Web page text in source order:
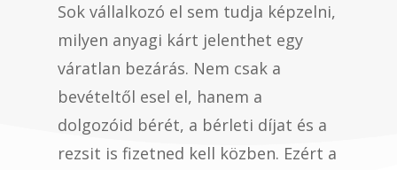
Sok vállalkozó el sem tudja képzelni,
milyen anyagi kárt jelenthet egy
váratlan bezárás. Nem csak a
bevételtől esel el, hanem a
dolgozóid bérét, a bérleti díjat és a
rezsit is fizetned kell közben. Ezért a